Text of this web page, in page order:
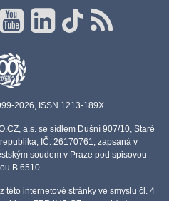
2026, ISSN 1213-189X
a.s. se sídlem Dušní 907/10, Staré
IČ: 26170761, zapsaná v
soudem v Praze pod spisovou
B 6510.
této internetové stránky ve smyslu čl. 4